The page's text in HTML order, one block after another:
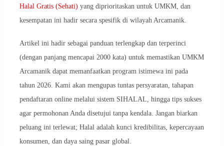
Halal Gratis (Sehati) yang diprioritaskan untuk UMKM, dan
kesempatan ini hadir secara spesifik di wilayah Arcamanik.
Artikel ini hadir sebagai panduan terlengkap dan terperinci
(dengan panjang mencapai 2000 kata) untuk memastikan UMKM
Arcamanik dapat memanfaatkan program istimewa ini pada
tahun 2026. Kami akan mengupas tuntas persyaratan, tahapan
pendaftaran online melalui sistem SIHALAL, hingga tips sukses
agar permohonan Anda disetujui tanpa kendala. Jangan biarkan
peluang ini terlewat; Halal adalah kunci kredibilitas, kepercayaan
konsumen, dan daya saing pasar global.